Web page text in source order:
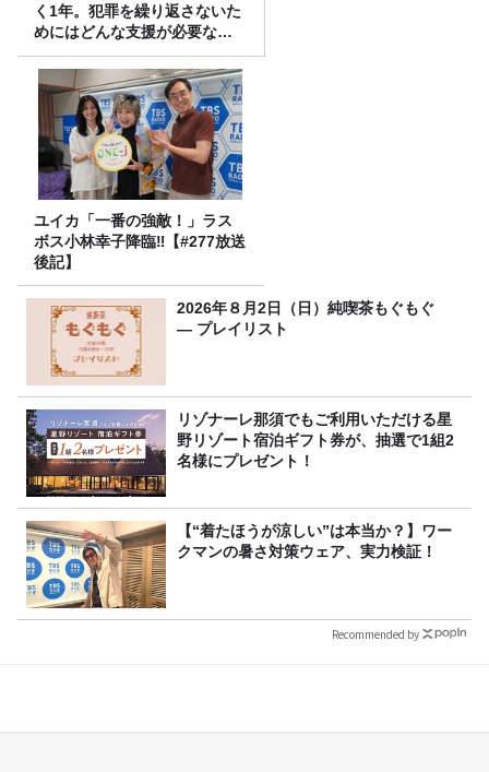
く1年。犯罪を繰り返さないた
めにはどんな支援が必要なの
か
ユイカ「一番の強敵！」ラス
ボス小林幸子降臨‼【#277放送
後記】
2026年８月2日（日）純喫茶もぐもぐ
― プレイリスト
リゾナーレ那須でもご利用いただける星
野リゾート宿泊ギフト券が、抽選で1組2
名様にプレゼント！
【“着たほうが涼しい”は本当か？】ワー
クマンの暑さ対策ウェア、実力検証！
Recommended by